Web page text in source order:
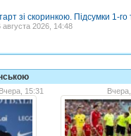
зі скоринкою. Підсумки 1-
августа 2026, 14:48
Вчера, 15:31